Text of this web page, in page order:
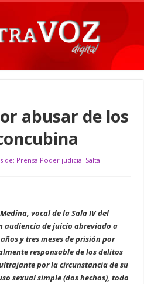
abusar de los
de: Prensa Poder judicial Salta
vocal de la Sala IV del
audiencia de juicio abreviado a
y tres meses de prisión por
responsable de los delitos
por la circunstancia de su
sexual simple (dos hechos), todo